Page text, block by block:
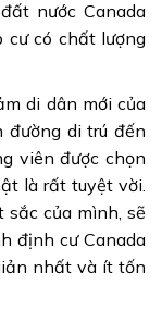
nước Canada
cư có chất lượng
di dân mới của
đường di trú đến
viên được chọn
là rất tuyệt vời.
sắc của mình, sẽ
định cư Canada
nhất và ít tốn